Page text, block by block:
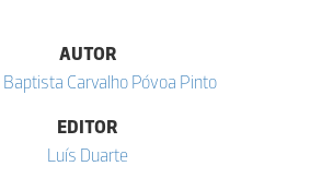
AUTOR
Carvalho Póvoa Pinto
EDITOR
Luís Duarte